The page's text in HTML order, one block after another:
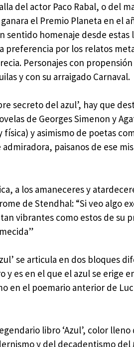
del actor Paco Rabal, o del
el Premio Planeta en el
sentido homenaje desde
preferencia por los relatos
Personajes con
y con su arraigado Carnaval.
secreto del azul’, hay que
de Georges Simenon y
y asimismo de poetas
paisanos de ese
a los amaneceres y
de Stendhal: “Si veo algo
vibrantes como estos de su
se articula en dos bloques
y es en el que el azul se erige
en el poemario anterior de
libro ‘Azul’, color
y del decadentismo del